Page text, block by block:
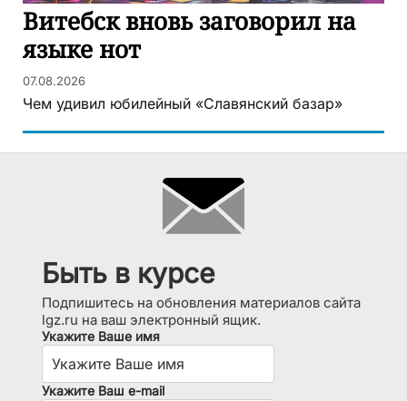
Витебск вновь заговорил на
языке нот
07.08.2026
Чем удивил юбилейный «Славянский базар»
Быть в курсе
Подпишитесь на обновления материалов сайта
lgz.ru на ваш электронный ящик.
Укажите Ваше имя
Укажите Ваш e-mail